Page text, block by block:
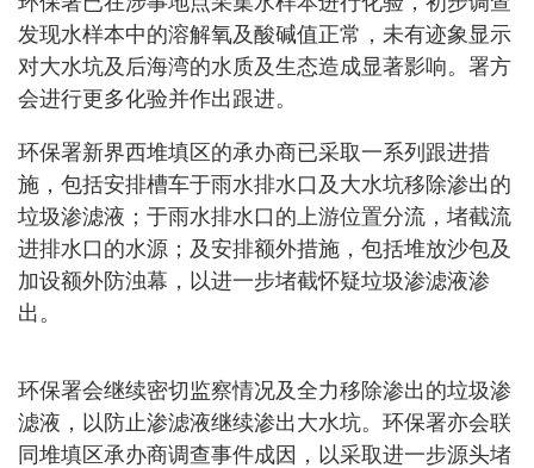
发现水样本中的溶解氧及酸碱值正常，未有迹象显示
对大水坑及后海湾的水质及生态造成显著影响。署方
会进行更多化验并作出跟进。
环保署新界西堆填区的承办商已采取一系列跟进措
施，包括安排槽车于雨水排水口及大水坑移除渗出的
垃圾渗滤液；于雨水排水口的上游位置分流，堵截流
进排水口的水源；及安排额外措施，包括堆放沙包及
加设额外防浊幕，以进一步堵截怀疑垃圾渗滤液渗
出。
环保署会继续密切监察情况及全力移除渗出的垃圾渗
滤液，以防止渗滤液继续渗出大水坑。环保署亦会联
同堆填区承办商调查事件成因，以采取进一步源头堵